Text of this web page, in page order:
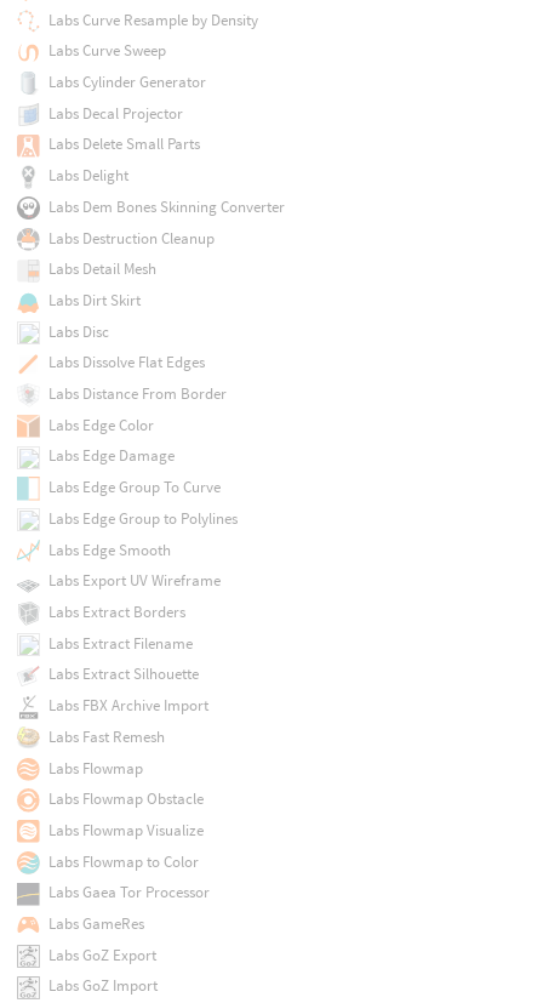
Labs Curve Resample by Density
Labs Curve Sweep
Labs Cylinder Generator
Labs Decal Projector
Labs Delete Small Parts
Labs Delight
Labs Dem Bones Skinning Converter
Labs Destruction Cleanup
Labs Detail Mesh
Labs Dirt Skirt
Labs Disc
Labs Dissolve Flat Edges
Labs Distance From Border
Labs Edge Color
Labs Edge Damage
Labs Edge Group To Curve
Labs Edge Group to Polylines
Labs Edge Smooth
Labs Export UV Wireframe
Labs Extract Borders
Labs Extract Filename
Labs Extract Silhouette
Labs FBX Archive Import
Labs Fast Remesh
Labs Flowmap
Labs Flowmap Obstacle
Labs Flowmap Visualize
Labs Flowmap to Color
Labs Gaea Tor Processor
Labs GameRes
Labs GoZ Export
Labs GoZ Import